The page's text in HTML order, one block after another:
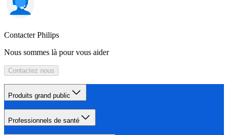
Contacter Philips
Nous sommes là pour vous aider
Contactez nous
Produits grand public
Professionnels de santé